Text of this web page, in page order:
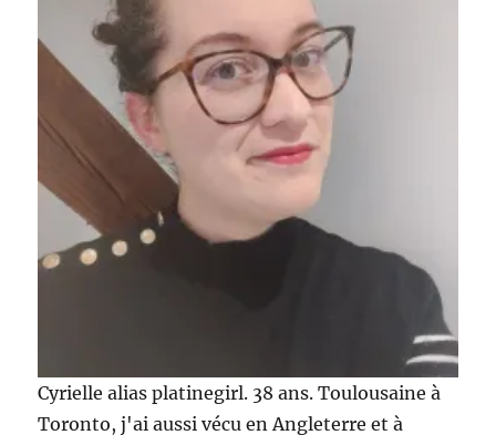
Cyrielle alias platinegirl. 38 ans. Toulousaine à
Toronto, j'ai aussi vécu en Angleterre et à